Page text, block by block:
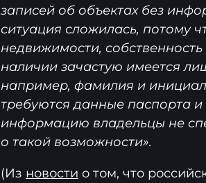
записей об объектах без
ситуация сложилась, потому
недвижимости,
наличии зачастую имеется
например, фамилия и
требуются данные паспорта
информацию владельцы не
о такой возможности».
(Из новости о том, что